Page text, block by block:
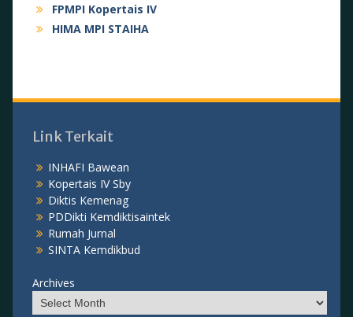
FPMPI Kopertais IV
HIMA MPI STAIHA
Link Terkait
INHAFI Bawean
Kopertais IV Sby
Diktis Kemenag
PDDikti Kemdiktisaintek
Rumah Jurnal
SINTA Kemdikbud
Archives